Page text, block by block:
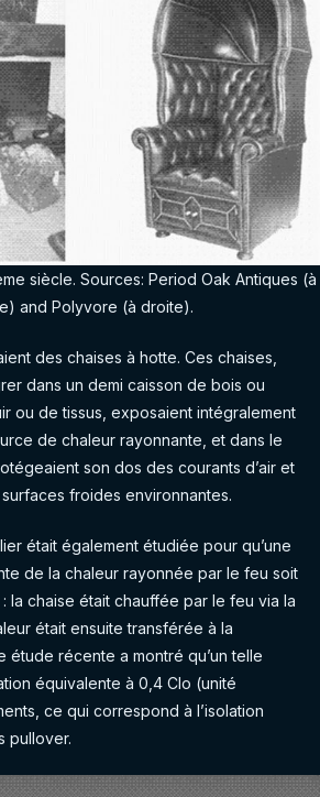
siècle. Sources: Period Oak Antiques (à
and Polyvore (à droite).
des chaises à hotte. Ces chaises,
dans un demi caisson de bois ou
ou de tissus, exposaient intégralement
de chaleur rayonnante, et dans le
son dos des courants d’air et
froides environnantes.
était également étudiée pour qu’une
de la chaleur rayonnée par le feu soit
la chaise était chauffée par le feu via la
était ensuite transférée à la
étude récente a montré qu’un telle
équivalente à 0,4 Clo (unité
ce qui correspond à l’isolation
pullover.